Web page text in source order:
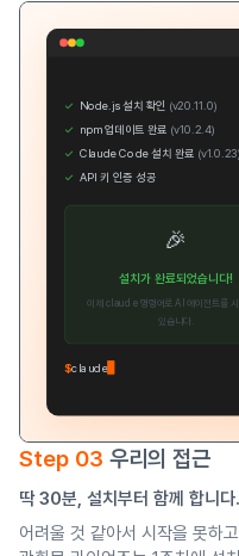
Step 03 우리의 접근
딱 30분, 설치부터 함께 합니다.
어려울 것 같아서 시작을 못하
✓ Node.js 설치 확인 (v20.11.0)
✓
npm 업데이트 완료 (v10.2.4)
✓ Claude Code 설치 완료 (v1.0.23)
✓
API 키 인증 성공
🎉
설치가 완료되었습니다!
이제 claude 명령어로 AI 에이전트를 시
있습니다.
$claude